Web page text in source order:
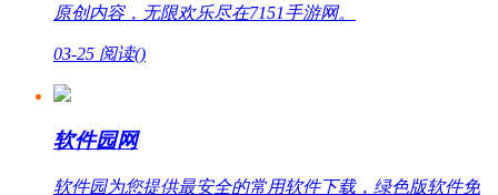
原创内容，无限欢乐尽在7151手游网。
03-25 阅读()
软件园网
软件园为您提供最安全的常用软件下载，绿色版软件免